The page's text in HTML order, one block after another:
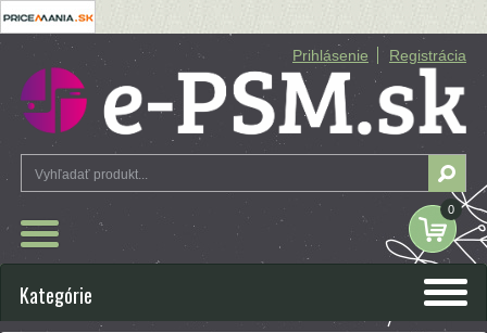
Prihlásenie Registrácia
0
Kategórie